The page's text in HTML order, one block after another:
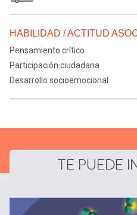
HABILIDAD / ACTITUD
Pensamiento crítico
Participación ciudadana
Desarrollo socioemocional
TE PUEDE